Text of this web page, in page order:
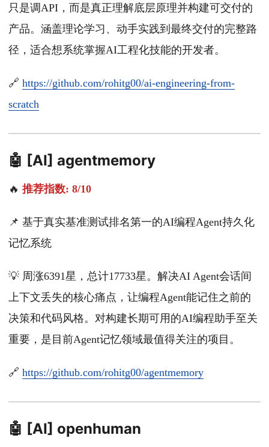
只是调API，而是真正理解底层原理并构建可交付的
产品。涵盖理论学习、动手实践到最终交付的完整路
径，适合想系统掌握AI工程化技能的开发者。
🔗 https://github.com/rohitg00/ai-engineering-from-
scratch
🤖 [AI] agentmemory
🔥 推荐指数: 8/10
📌 基于真实基准测试排名第一的AI编程Agent持久化
记忆系统
💡 周涨6391星，总计17733星。解决AI Agent会话间
上下文丢失的核心痛点，让编程Agent能记住之前的
决策和代码风格。对构建长期可用的AI编程助手至关
重要，是目前Agent记忆领域最值得关注的项目。
🔗 https://github.com/rohitg00/agentmemory
🤖 [AI] openhuman